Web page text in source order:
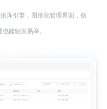
库引擎，图形化管理界面，创
能轻而易举。